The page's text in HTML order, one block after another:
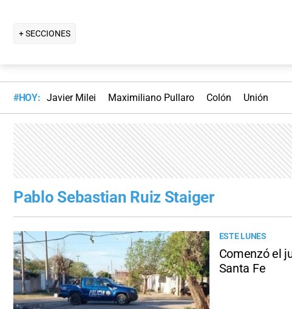
+ SECCIONES
#HOY: Javier Milei Maximiliano Pullaro Colón Unión
Pablo Sebastian Ruiz Staiger
ESTE LUNES
Comenzó el
Santa Fe